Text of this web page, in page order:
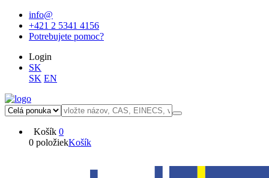
info@
+421 2 5341 4156
Potrebujete pomoc?
Login
SK
SK EN
Košík 0
0 položiekKošík